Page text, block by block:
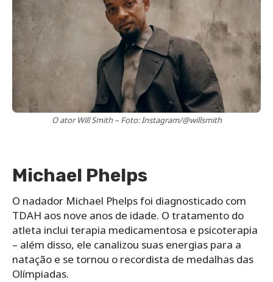
O ator Will Smith – Foto: Instagram/@willsmith
Michael Phelps
O nadador Michael Phelps foi diagnosticado com
TDAH aos nove anos de idade. O tratamento do
atleta inclui terapia medicamentosa e psicoterapia
– além disso, ele canalizou suas energias para a
natação e se tornou o recordista de medalhas das
Olímpiadas.